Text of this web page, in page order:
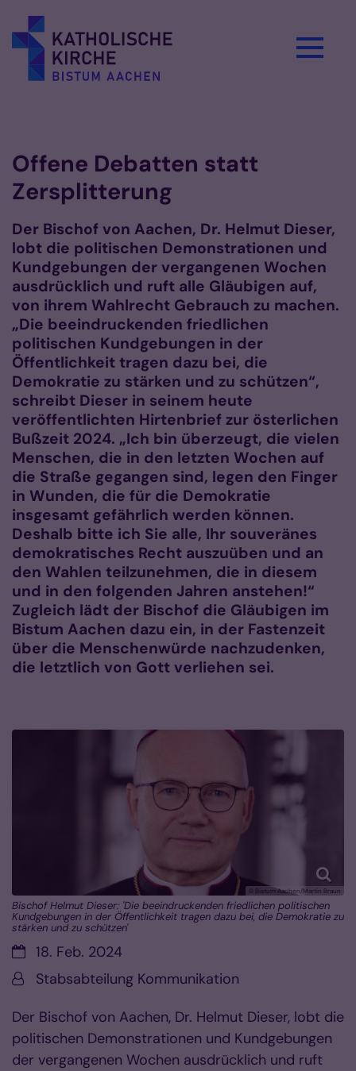
Offene Debatten statt
Zersplitterung
Der Bischof von Aachen, Dr. Helmut Dieser,
lobt die politischen Demonstrationen und
Kundgebungen der vergangenen Wochen
ausdrücklich und ruft alle Gläubigen auf,
von ihrem Wahlrecht Gebrauch zu machen.
„Die beeindruckenden friedlichen
politischen Kundgebungen in der
Öffentlichkeit tragen dazu bei, die
Demokratie zu stärken und zu schützen“,
schreibt Dieser in seinem heute
veröffentlichten Hirtenbrief zur österlichen
Bußzeit 2024. „Ich bin überzeugt, die vielen
Menschen, die in den letzten Wochen auf
die Straße gegangen sind, legen den Finger
in Wunden, die für die Demokratie
insgesamt gefährlich werden können.
Deshalb bitte ich Sie alle, Ihr souveränes
demokratisches Recht auszuüben und an
den Wahlen teilzunehmen, die in diesem
und in den folgenden Jahren anstehen!“
Zugleich lädt der Bischof die Gläubigen im
Bistum Aachen dazu ein, in der Fastenzeit
über die Menschenwürde nachzudenken,
die letztlich von Gott verliehen sei.
© Bistum Aachen/Martin Braun
Bischof Helmut Dieser: 'Die beeindruckenden friedlichen politischen
Kundgebungen in der Öffentlichkeit tragen dazu bei, die Demokratie zu
stärken und zu schützen'
Datum:18. Feb. 2024
Von:Stabsabteilung Kommunikation
Der Bischof von Aachen, Dr. Helmut Dieser, lobt die
politischen Demonstrationen und Kundgebungen
der vergangenen Wochen ausdrücklich und ruft